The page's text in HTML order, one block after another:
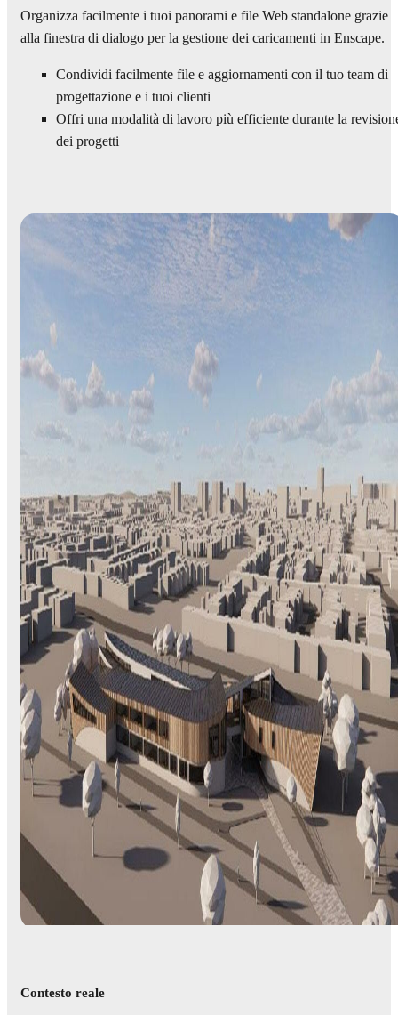
Organizza facilmente i tuoi panorami e file Web standalone grazie
alla finestra di dialogo per la gestione dei caricamenti in Enscape.
Condividi facilmente file e aggiornamenti con il tuo team di
progettazione e i tuoi clienti
Offri una modalità di lavoro più efficiente durante la
dei progetti
Contesto reale